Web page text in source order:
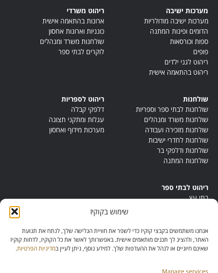
שימוש בקוקיז
אנחנו משתמשים בקבצי קוקיז כדי לשפר את חוויית הגלישה שלך, לנתח את תנועת
האתר, ולהציג לך תכנים מותאמים אישית. באפשרותך לאשר את כל הקוקיז, לדחות קוקיז
שאינם חיוניים או לנהל את ההעדפות שלך. למידע נוסף, ניתן לעיין במדיניות הפרטיות.
Manage services
מערכות ישיבה
מערכות ישיבה מודולריות
הדומים ופינות המתנה
ספות וכורסאות
פופים
ריהוט לגני ילדים
ריהוט בהתאמה אישית
ריהוט משרדי
ארונות בהתאמה אישית
כונניות וארונות אחסון
שולחנות משרד ומנהלים
לוקרים לבתי ספר
שולחנות
שולחנות לבתי ספר וספריות
שולחנות משרד ומנהלים
שולחנות מזכירה ועבודה
שולחנות לחדרי ישיבות
שולחנות ודלפקי בר
שולחנות המתנה
ריהוט לספריות
דלפקי קבלה
עגלות ומתקני תצוגה
מערכות מידוף ואחסון
ריהוט לבתי ספר
בתי עץ
ריהוט מונטסורי
ריהוט אנתרופוסופי